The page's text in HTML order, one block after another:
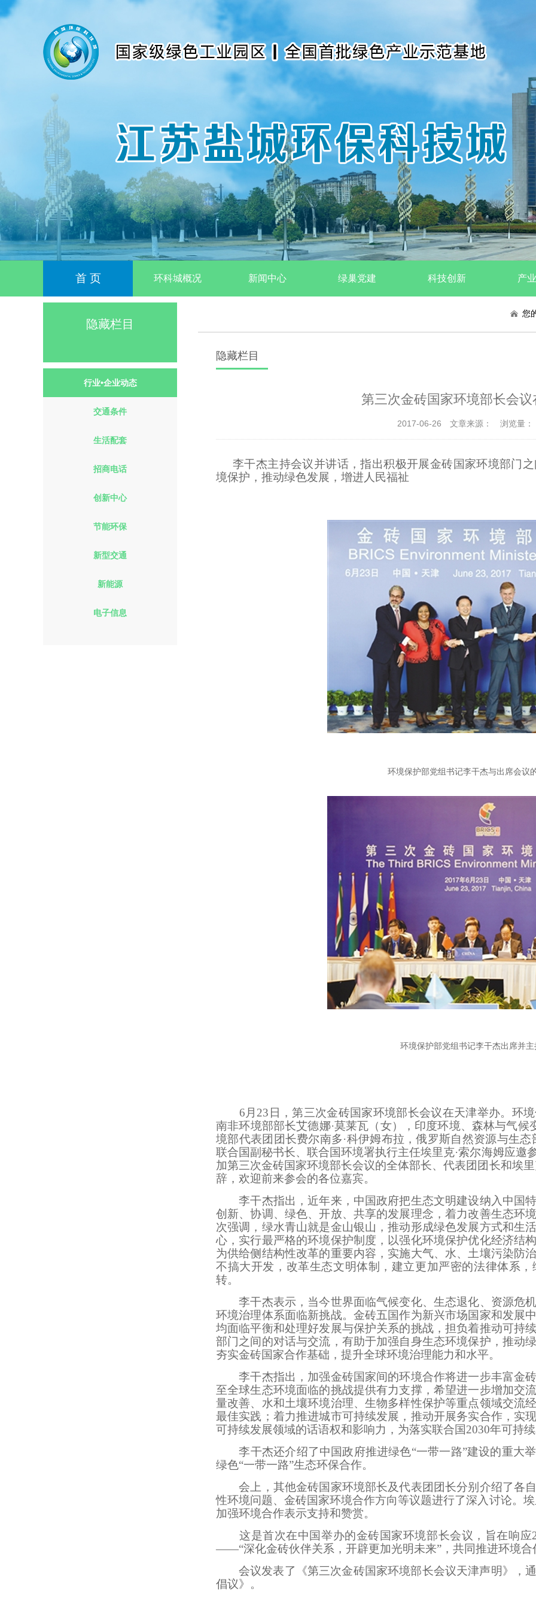
首 页 环科城概况 新闻中心 绿巢党建 科技创新 产
隐藏栏目
行业•企业动态
交通条件
生活配套
招商电话
创新中心
节能环保
新型交通
新能源
电子信息
您
隐藏栏目
第三次金砖国家环境部长会
2017-06-26 文章来源： 浏览量：
李干杰主持会议并讲话，指出积极开展金砖国家环境部门
境保护，推动绿色发展，增进人民福祉
环境保护部党组书记李干杰与出席会议
环境保护部党组书记李干杰出席并主
6月23日，第三次金砖国家环境部长会议在天津举办。环境
南非环境部部长艾德娜·莫莱瓦（女），印度环境、森林与气候
境部代表团团长费尔南多·科伊姆布拉，俄罗斯自然资源与生
联合国副秘书长、联合国环境署执行主任埃里克·索尔海姆应邀
加第三次金砖国家环境部长会议的全体部长、代表团团长和埃
辞，欢迎前来参会的各位嘉宾。
李干杰指出，近年来，中国政府把生态文明建设纳入中国
创新、协调、绿色、开放、共享的发展理念，着力改善生态环
次强调，绿水青山就是金山银山，推动形成绿色发展方式和生
心，实行最严格的环境保护制度，以强化环境保护优化经济结
为供给侧结构性改革的重要内容，实施大气、水、土壤污染防
不搞大开发，改革生态文明体制，建立更加严密的法律体系
转。
李干杰表示，当今世界面临气候变化、生态退化、资源危
环境治理体系面临新挑战。金砖五国作为新兴市场国家和发展
均面临平衡和处理好发展与保护关系的挑战，担负着推动可持
部门之间的对话与交流，有助于加强自身生态环境保护，推动
夯实金砖国家合作基础，提升全球环境治理能力和水平。
李干杰指出，加强金砖国家间的环境合作将进一步丰富金
至全球生态环境面临的挑战提供有力支撑，希望进一步增加交
量改善、水和土壤环境治理、生物多样性保护等重点领域交流
最佳实践；着力推进城市可持续发展，推动开展务实合作，实
可持续发展领域的话语权和影响力，为落实联合国2030年可持
李干杰还介绍了中国政府推进绿色“一带一路”建设的重大
绿色“一带一路”生态环保合作。
会上，其他金砖国家环境部长及代表团团长分别介绍了各
性环境问题、金砖国家环境合作方向等议题进行了深入讨论。
加强环境合作表示支持和赞赏。
这是首次在中国举办的金砖国家环境部长会议，旨在响应
——“深化金砖伙伴关系，开辟更加光明未来”，共同推进环境合
会议发表了《第三次金砖国家环境部长会议天津声明》，
倡议》。